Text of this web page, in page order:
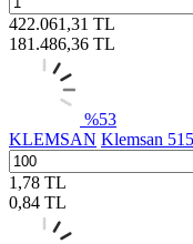
422.061,31 TL
181.486,36 TL
%53
KLEMSAN Klemsan
1,78 TL
0,84 TL